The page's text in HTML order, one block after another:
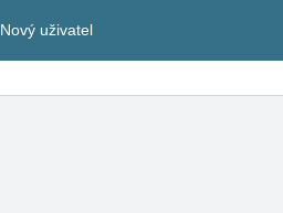
Nový uživatel